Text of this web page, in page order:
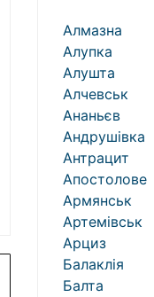
Алмазна
Алупка
Алушта
Алчевськ
Ананьєв
Андрушівка
Антрацит
Апостолове
Армянськ
Артемівськ
Арциз
Балаклія
Балта